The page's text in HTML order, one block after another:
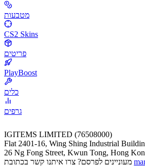
מטבעות
CS2 Skins
פריטים
PlayBoost
כלים
גרפים
IGITEMS LIMITED (76508000)
Flat 2401-16, Wing Shing Industrial
26 Ng Fong Street, Kwun Tong, Hong